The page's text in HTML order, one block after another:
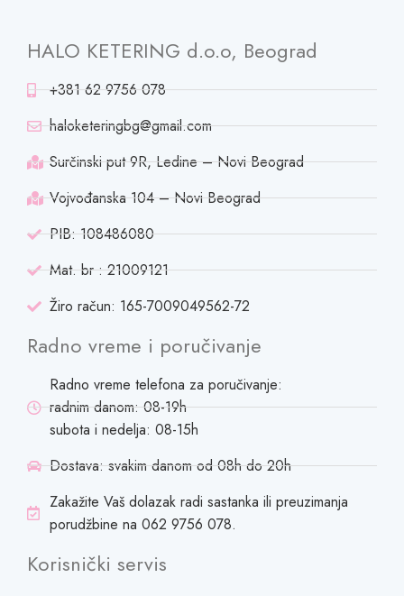
HALO KETERING d.o.o, Beograd
+381 62 9756 078
haloketeringbg@gmail.com
Surčinski put 9R, Ledine – Novi Beograd
Vojvođanska 104 – Novi Beograd
PIB: 108486080
Mat. br : 21009121
Žiro račun: 165-7009049562-72
Radno vreme i poručivanje
Radno vreme telefona za poručivanje:
radnim danom: 08-19h
subota i nedelja: 08-15h
Dostava: svakim danom od 08h do 20h
Zakažite Vaš dolazak radi sastanka ili preuzimanja
porudžbine na 062 9756 078.
Korisnički servis